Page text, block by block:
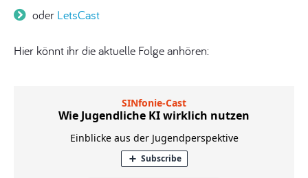
oder LetsCast
Hier könnt ihr die aktuelle Folge anhören: